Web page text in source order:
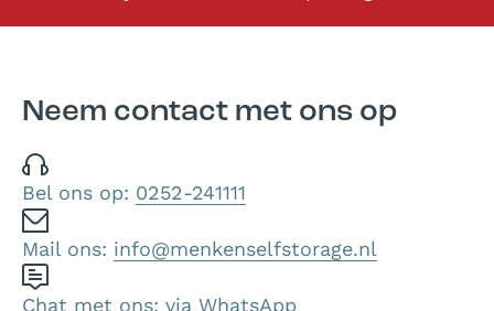
Neem contact met ons op
Bel ons op: 0252-241111
Mail ons: info@menkenselfstorage.nl
Chat met ons: via WhatsApp